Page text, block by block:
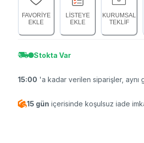
FAVORİYE
EKLE
LİSTEYE
EKLE
KURUMSAL
TEKLİF
Stokta Var
15:00 'a kadar verilen siparişler, aynı
15 gün içerisinde koşulsuz iade